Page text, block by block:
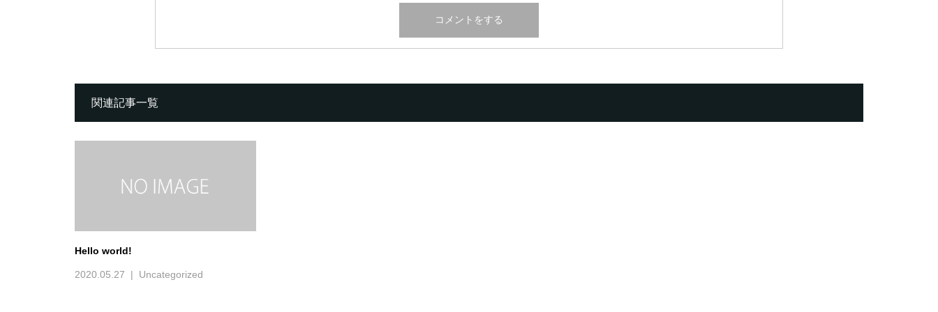
関連記事一覧
Hello world!
2020.05.27 Uncategorized